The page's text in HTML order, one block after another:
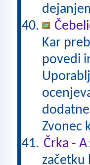
Kar
povedi
Zvonec
Črka - A
začetku